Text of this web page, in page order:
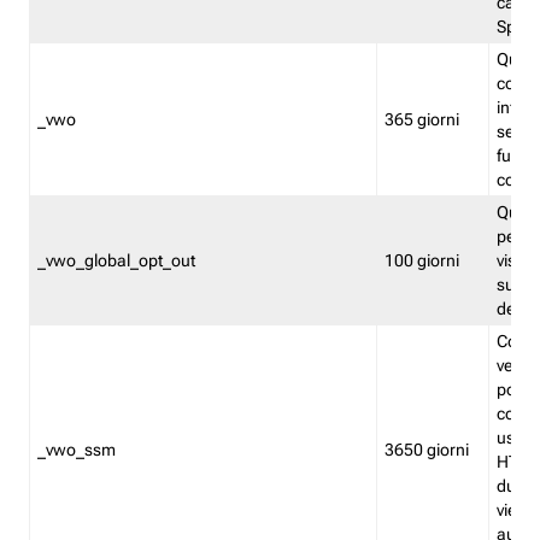
Split
_vwo 365 giorni
_vwo_global_opt_out 100 giorni
su
_vwo_ssm 3650 giorni
viene